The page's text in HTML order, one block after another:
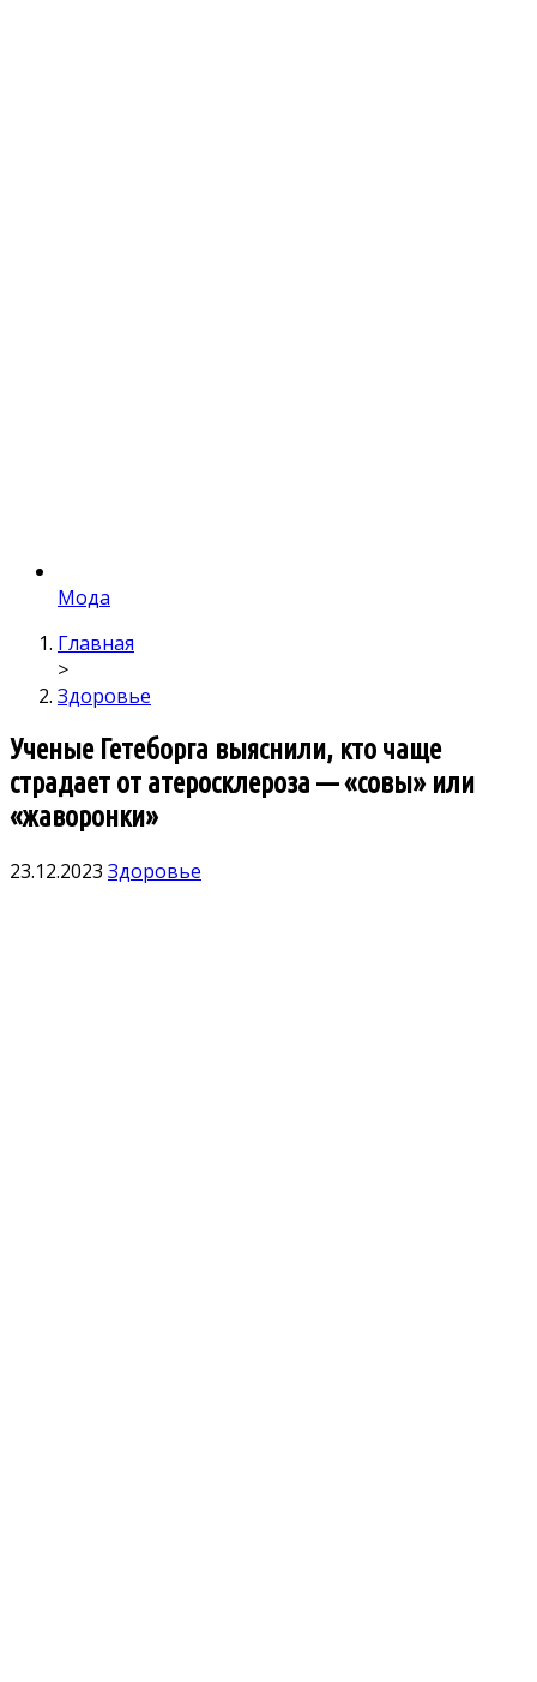
Мода
Главная
>
Здоровье
Ученые Гетеборга выяснили, кто чаще
страдает от атеросклероза — «совы» или
«жаворонки»
23.12.2023 Здоровье